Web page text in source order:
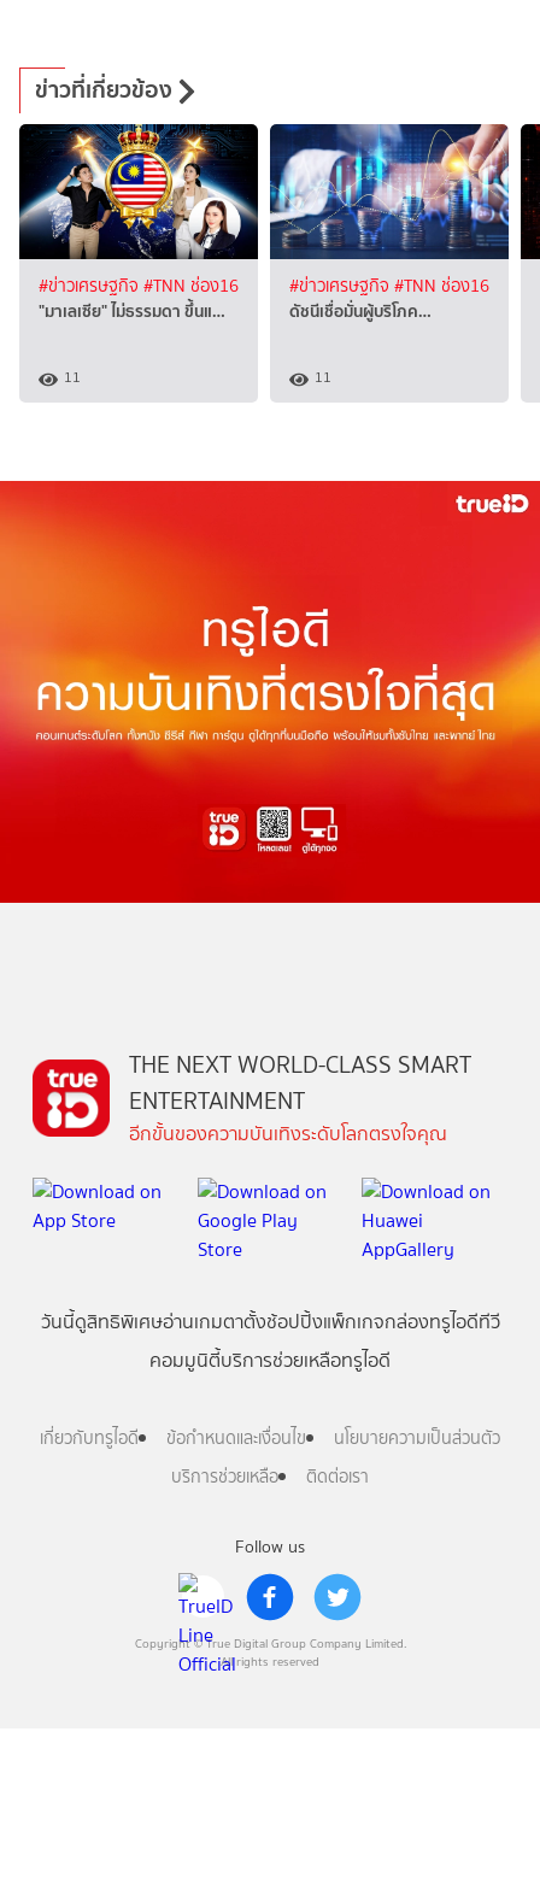
ข่าวที่เกี่ยวข้อง
#ข่าวเศรษฐกิจ #TNN ช่อง16
"มาเลเซีย" ไม่ธรรมดา ขึ้นแ…
11
#ข่าวเศรษฐกิจ #TNN ช่อง16
ดัชนีเชื่อมั่นผู้บริโภค…
11
Follow us
Copyright © True Digital Group Company Limited.
All rights reserved
THE NEXT WORLD-CLASS SMART
ENTERTAINMENT
อีกขั้นของความบันเทิงระดับโลกตรงใจคุณ
วันนี้ดูสิทธิพิเศษอ่านเกมตาตั้งช้อปปิ้งแพ็กเกจกล่องทรูไอดีทีวี
คอมมูนิตี้บริการช่วยเหลือทรูไอดี
เกี่ยวกับทรูไอดี ข้อกำหนดและเงื่อนไข
นโยบายความเป็นส่วนตัว
บริการช่วยเหลือ
ติดต่อเรา